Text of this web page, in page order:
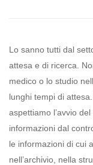
Lo sanno tutti dal
attesa e di ricerca.
medico o lo studio
lunghi tempi di
aspettiamo l’avvio
informazioni dal
le informazioni di cui
nell’archivio, nella